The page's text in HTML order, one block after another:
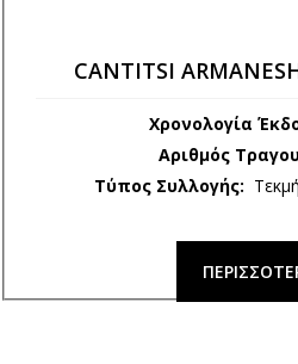
CANTITSI
Χρονολογία
Αριθμός
Τύπος Συλλογής: